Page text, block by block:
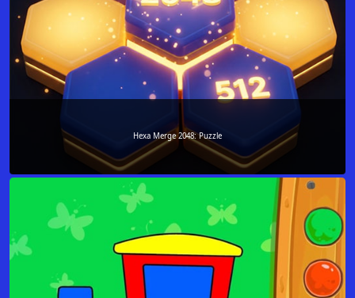
Hexa Merge 2048: Puzzle